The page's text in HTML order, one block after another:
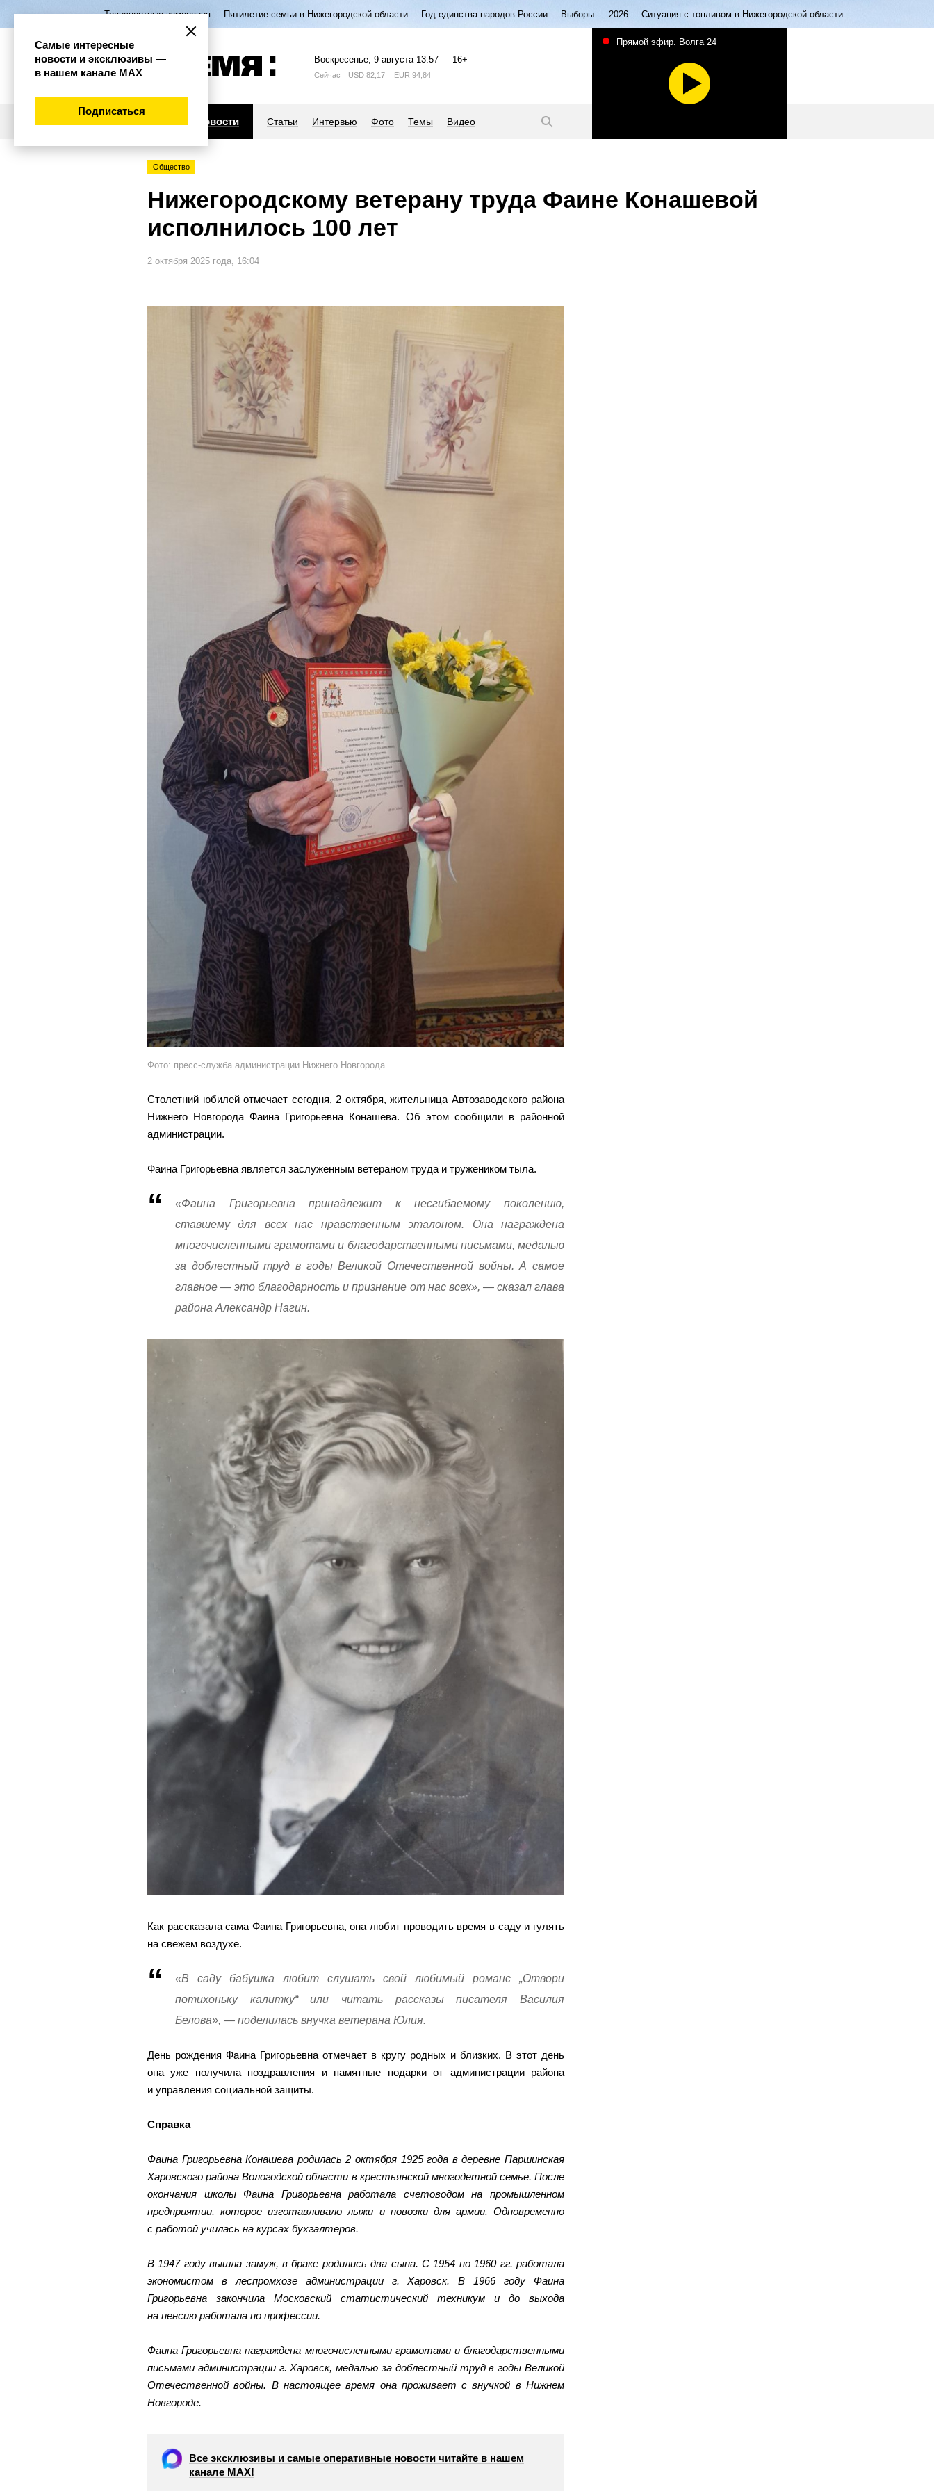
Транспортные изменения Пятилетие семьи в Нижегородской области Год единства народов России Выборы — 2026 Ситуация с топливом в Нижегородской области
Воскресенье, 9 августа 13:57 16+
Сейчас USD 82,17 EUR 94,84
Новости Статьи Интервью Фото Темы Видео
Прямой эфир. Волга 24
Общество
Нижегородскому ветерану труда Фаине Конашевой
исполнилось 100 лет
2 октября 2025 года, 16:04
Фото: пресс-служба администрации Нижнего Новгорода
Столетний юбилей отмечает сегодня, 2 октября, жительница Автозаводского района
Нижнего Новгорода Фаина Григорьевна Конашева. Об этом сообщили в районной
администрации.
Фаина Григорьевна является заслуженным ветераном труда и тружеником тыла.
«Фаина Григорьевна принадлежит к несгибаемому поколению,
ставшему для всех нас нравственным эталоном. Она награждена
многочисленными грамотами и благодарственными письмами, медалью
за доблестный труд в годы Великой Отечественной войны. А самое
главное — это благодарность и признание от нас всех», — сказал глава
района Александр Нагин.
Как рассказала сама Фаина Григорьевна, она любит проводить время в саду и гулять
на свежем воздухе.
«В саду бабушка любит слушать свой любимый романс „Отвори
потихоньку калитку“ или читать рассказы писателя Василия
Белова», — поделилась внучка ветерана Юлия.
День рождения Фаина Григорьевна отмечает в кругу родных и близких. В этот день
она уже получила поздравления и памятные подарки от администрации района
и управления социальной защиты.
Справка
Фаина Григорьевна Конашева родилась 2 октября 1925 года в деревне Паршинская
Харовского района Вологодской области в крестьянской многодетной семье. После
окончания школы Фаина Григорьевна работала счетоводом на промышленном
предприятии, которое изготавливало лыжи и повозки для армии. Одновременно
с работой училась на курсах бухгалтеров.
В 1947 году вышла замуж, в браке родились два сына. С 1954 по 1960 гг. работала
экономистом в леспромхозе администрации г. Харовск. В 1966 году Фаина
Григорьевна закончила Московский статистический техникум и до выхода
на пенсию работала по профессии.
Фаина Григорьевна награждена многочисленными грамотами и благодарственными
письмами администрации г. Харовск, медалью за доблестный труд в годы Великой
Отечественной войны. В настоящее время она проживает с внучкой в Нижнем
Новгороде.
Все эксклюзивы и самые оперативные новости читайте в нашем
канале МАХ!
Самые интересные
новости и эксклюзивы —
в нашем канале МАХ
Подписаться